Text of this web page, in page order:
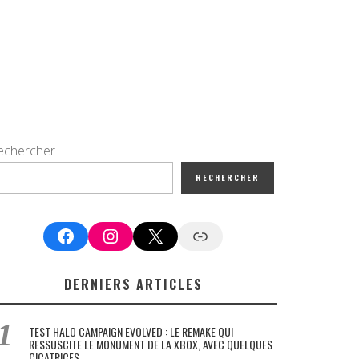
RECHERCHER
FacebookInstagram
X Google News
DERNIERS ARTICLES
TEST HALO CAMPAIGN EVOLVED : LE REMAKE QUI
RESSUSCITE LE MONUMENT DE LA XBOX, AVEC QUELQUES